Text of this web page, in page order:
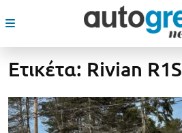
Ετικέτα: Rivian R1S